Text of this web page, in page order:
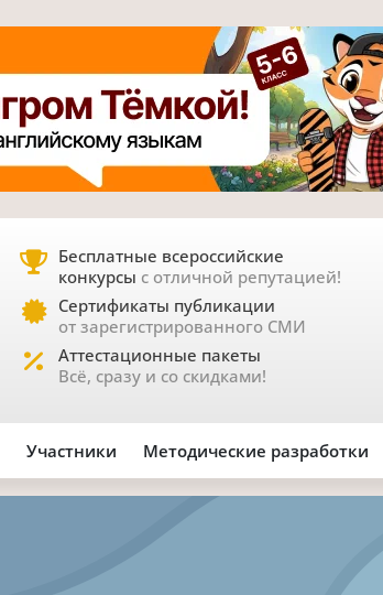
Бесплатные всероссийские
конкурсы с отличной репутацией!
Сертификаты публикации
от зарегистрированного СМИ
Аттестационные пакеты
Всё, сразу и со скидками!
Участники Методические разработки